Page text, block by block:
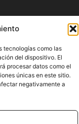
tecnologías como las
del dispositivo. El
procesar datos como el
únicas en este sitio.
negativamente a